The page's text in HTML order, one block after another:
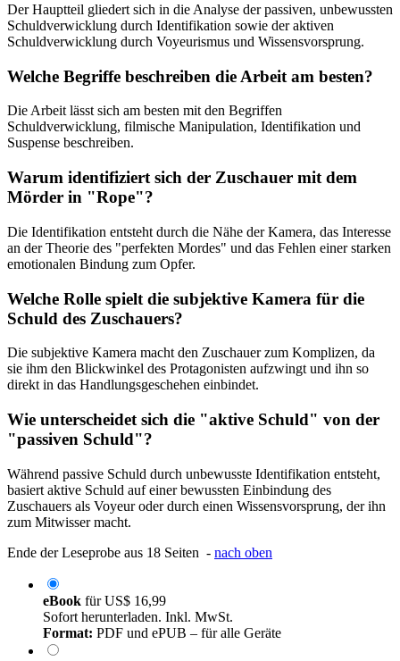
Der Hauptteil gliedert sich in die Analyse der passiven, unbewussten
Schuldverwicklung durch Identifikation sowie der aktiven
Schuldverwicklung durch Voyeurismus und Wissensvorsprung.
Welche Begriffe beschreiben die Arbeit am besten?
Die Arbeit lässt sich am besten mit den Begriffen
Schuldverwicklung, filmische Manipulation, Identifikation und
Suspense beschreiben.
Warum identifiziert sich der Zuschauer mit dem
Mörder in "Rope"?
Die Identifikation entsteht durch die Nähe der Kamera, das Interesse
an der Theorie des "perfekten Mordes" und das Fehlen einer starken
emotionalen Bindung zum Opfer.
Welche Rolle spielt die subjektive Kamera für die
Schuld des Zuschauers?
Die subjektive Kamera macht den Zuschauer zum Komplizen, da
sie ihm den Blickwinkel des Protagonisten aufzwingt und ihn so
direkt in das Handlungsgeschehen einbindet.
Wie unterscheidet sich die "aktive Schuld" von der
"passiven Schuld"?
Während passive Schuld durch unbewusste Identifikation entsteht,
basiert aktive Schuld auf einer bewussten Einbindung des
Zuschauers als Voyeur oder durch einen Wissensvorsprung, der ihn
zum Mitwisser macht.
Ende der Leseprobe aus 18 Seiten - nach oben
eBook fürUS$ 16,99
Sofort herunterladen. Inkl. MwSt.
Format: PDF und ePUB – für alle Geräte